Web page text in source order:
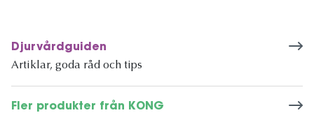
Djurvårdguiden
Artiklar, goda råd och tips
Fler produkter från KONG